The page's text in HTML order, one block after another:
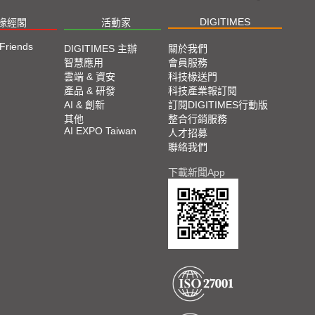
經閣 活動家 DIGITIMES
DIGITIMES 主辦
智慧應用
雲端 & 資安
產品 & 研發
AI & 創新
其他
AI EXPO Taiwan
關於我們
會員服務
科技椽送門
科技產業報訂閱
訂閱DIGITIMES行動版
整合行銷服務
人才招募
聯絡我們
下載新聞App